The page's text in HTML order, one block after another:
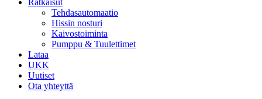
Ratkaisut
Tehdasautomaatio
Hissin nosturi
Kaivostoiminta
Pumppu & Tuulettimet
Lataa
UKK
Uutiset
Ota yhteyttä